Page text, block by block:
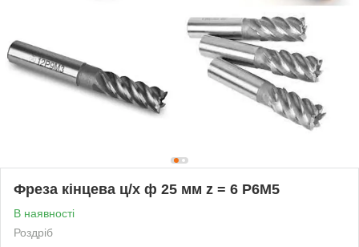
Фреза кінцева ц/х ф 25 мм z = 6 Р6М5
В наявності
Роздріб